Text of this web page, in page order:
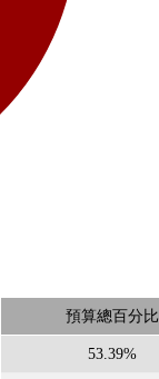
預算總百分比
53.39%